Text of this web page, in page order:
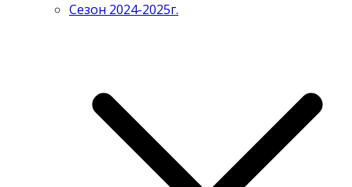
Сезон 2024-2025г.